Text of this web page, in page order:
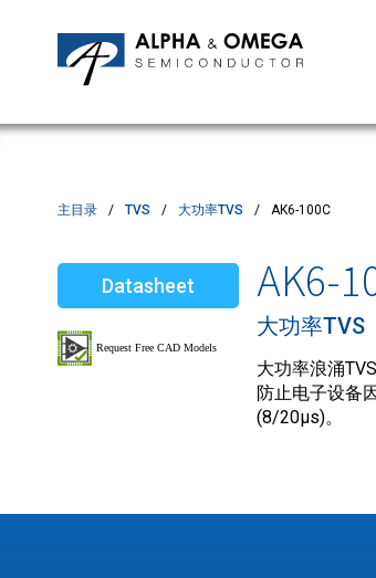
MOSFETs
Motor Control MCU's
TVS
质量与可靠性
客户满意度调查
主目录 TVS 大功率TVS AK6-100C
Datasheet AK6-
大功率TVS
大功率浪涌
防止电子设备
(8/20µs)。